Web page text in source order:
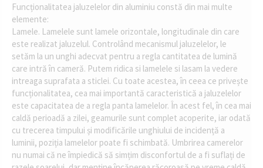
Funcționalitatea jaluzelelor din aluminiu constă din mai multe
elemente:
Lamele. Lamelele sunt lamele orizontale, longitudinale din care
este realizat jaluzelul. Controlând mecanismul jaluzelelor, le
setăm la un unghi adecvat pentru a regla cantitatea de lumină
care intră în cameră. Putem ridica si lamelele si lasam la vedere
intreaga suprafata a sticlei. Cu toate acestea, în ceea ce privește
funcționalitatea, cea mai importantă caracteristică a jaluzelelor
este capacitatea de a regla panta lamelelor. În acest fel, în cea mai
caldă perioadă a zilei, geamurile sunt complet acoperite, iar odată
cu trecerea timpului și modificările unghiului de incidență a
luminii, poziția lamelelor poate fi schimbată. Umbrirea camerelor
nu numai că ne împiedică să simțim disconfortul de a fi suflați de